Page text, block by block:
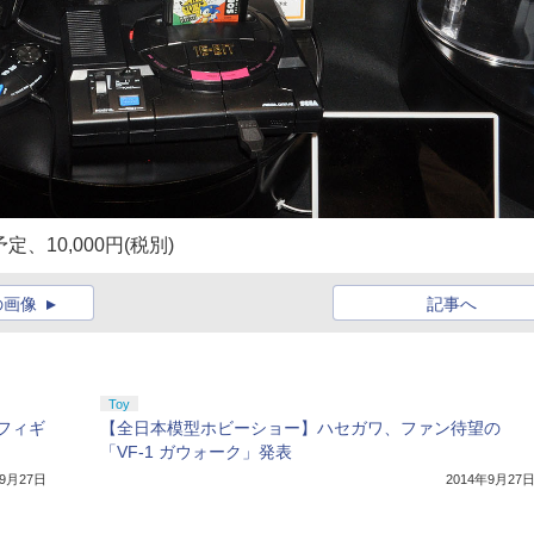
定、10,000円(税別)
記事へ
像
ィギ
月27日
Toy
【全日本模型ホビーショー】ハセガワ、ファン待望の
「VF-1 ガウォーク」発表
2014年9月27日